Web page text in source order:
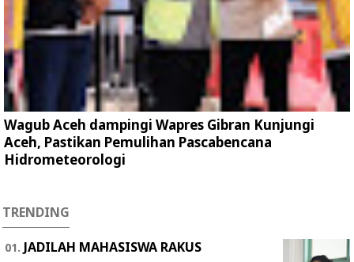
Wagub Aceh dampingi Wapres Gibran Kunjungi
Aceh, Pastikan Pemulihan Pascabencana
Hidrometeorologi
TRENDING
JADILAH MAHASISWA RAKUS